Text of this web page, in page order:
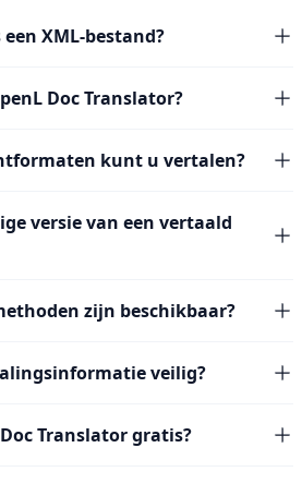
een XML-bestand?
Doc Translator?
kunt u vertalen?
versie van een vertaald
zijn beschikbaar?
veilig?
Translator gratis?